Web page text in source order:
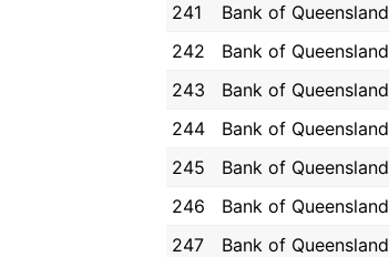
241
Bank of Queensland
242
Bank of Queensland
243
Bank of Queensland
244
Bank of Queensland
245
Bank of Queensland
246
Bank of Queensland
247
Bank of Queensland